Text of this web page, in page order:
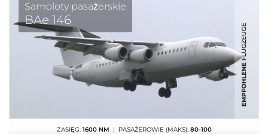
Samoloty pasażerskie
BAe 146
ZASIĘG: 1600 NM | PASAŻEROWIE (MAKS): 80-100